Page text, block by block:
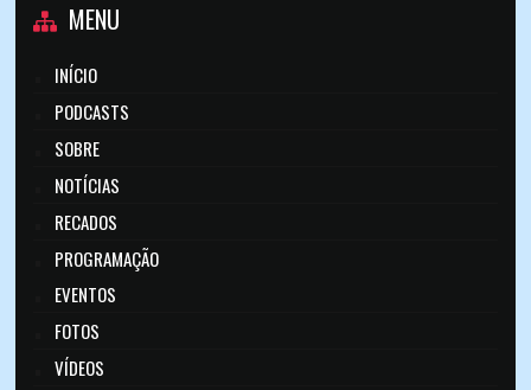
MENU
INÍCIO
PODCASTS
SOBRE
NOTÍCIAS
RECADOS
PROGRAMAÇÃO
EVENTOS
FOTOS
VÍDEOS